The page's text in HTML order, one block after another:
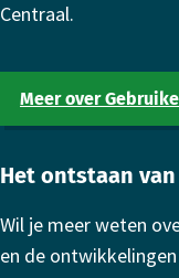
Centraal.
Meer over
Het ontstaan
Wil je meer weten
en de